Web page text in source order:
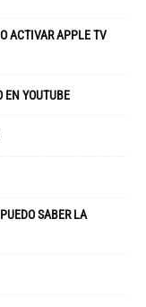
ACTIVAR APPLE TV
EN YOUTUBE
SABER LA